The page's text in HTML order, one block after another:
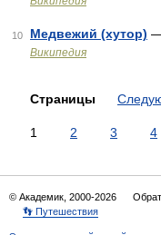
10 Медвежий (хутор) —
Википедия
Страницы
1 2 3 4
© Академик, 2000-2026
👣 Путешествия